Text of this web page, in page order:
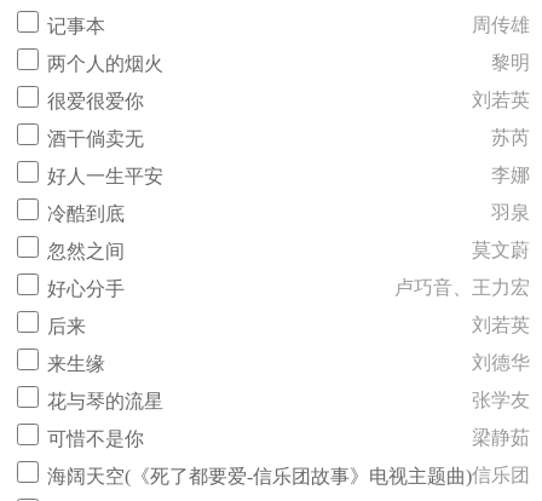
记事本
周传雄
两个人的烟火
黎明
很爱很爱你
刘若英
酒干倘卖无
苏芮
好人一生平安
李娜
冷酷到底
羽泉
忽然之间
莫文蔚
好心分手
卢巧音、王力宏
后来
刘若英
来生缘
刘德华
花与琴的流星
张学友
可惜不是你
梁静茹
海阔天空(《死了都要爱-信乐团故事》电视主题曲)信乐团